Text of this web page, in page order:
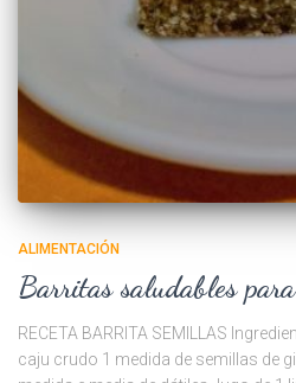
ALIMENTACIÓN
Barritas saludables
RECETA BARRITA SEMILLAS
caju crudo 1 medida de semillas de